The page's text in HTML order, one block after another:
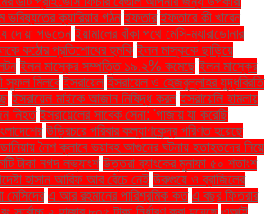
ভবিষ্যতের ক্যারিয়ার গঠন ইফতার ইফতারে কী খাবেন
দোয়া পড়তেন ইয়ামালের বাঁকা পথে মেসি-ম্যারাডোনার
কঠোর প্রতিশোধের হুমকি ইলন মাস্ককে ছাড়িয়ে
ইলন মাস্কের সম্পত্তি ১৯.২% কমেছে ইলন মাস্কের
সুফল মিলবে ইসরায়েল ইসরায়েল ও হেজবুল্লাহর যুদ্ধবিরতি
ইসরায়েল মাইকে আজান নিষিদ্ধ করল ইসরায়েলি হামলায়
নিহত ইসরায়েলের সাবেক সেনা: 'গাজায় যা করেছি
উড়িরচরে পরিবার কল্যাণকেন্দ্র পরিণত হয়েছে
নৈশ ক্লাবে ভয়াবহ আগুনের ঘটনায় হতাহতদের নিয়ে
টাকা নগদ লভ্যাংশ উত্তরা ব্যাংকের মুনাফা ৫০ শতাংশ
হাসান আরিফ আর বেঁচে নেই উরুগুয়ে ও ব্রাজিলের
মেসিদের এ আর রহমানের পারিশ্রমিক কত এ বছর ফিতরার